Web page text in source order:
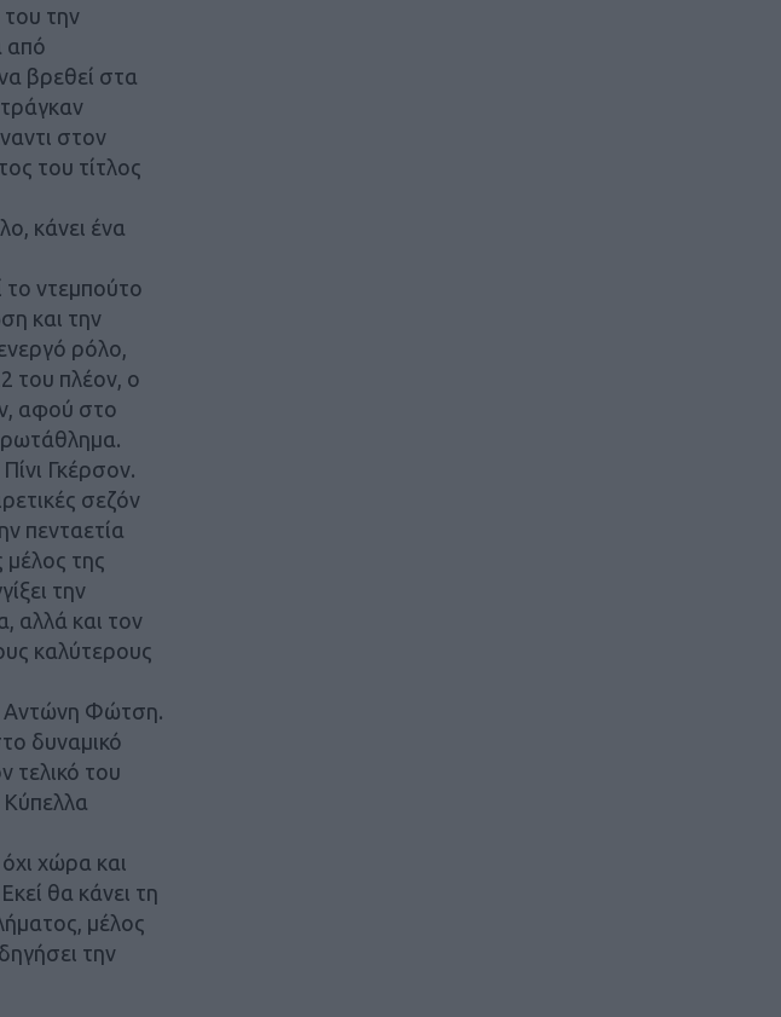
την
από
βρεθεί στα
στον
του τίτλος
κάνει ένα
το ντεμπούτο
και την
ρόλο,
του πλέον, ο
αφού στο
Γκέρσον.
σεζόν
πενταετία
της
την
αλλά και τον
καλύτερους
Αντώνη Φώτση.
δυναμικό
τελικό του
χώρα και
θα κάνει τη
μέλος
την